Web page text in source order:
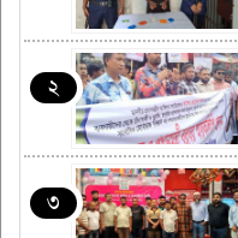
২
৩